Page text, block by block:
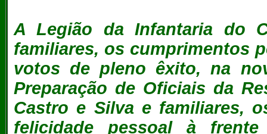
A Legião da Infantaria do
familiares, os cumprimentos
votos de pleno êxito, na
Preparação de Oficiais da
Castro e Silva e familiares,
felicidade pessoal à